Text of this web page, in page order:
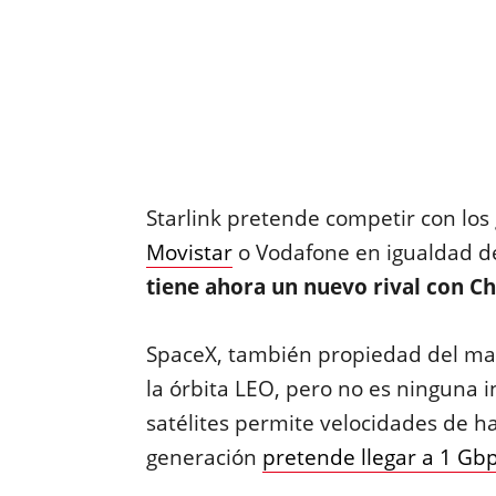
Starlink pretende competir con
Movistaro Vodafone en igualdad
tiene ahora un nuevo rival con
SpaceX, también propiedad del
la órbita LEO, pero no es ninguna
satélites permite velocidades de
generación pretende llegar a 1